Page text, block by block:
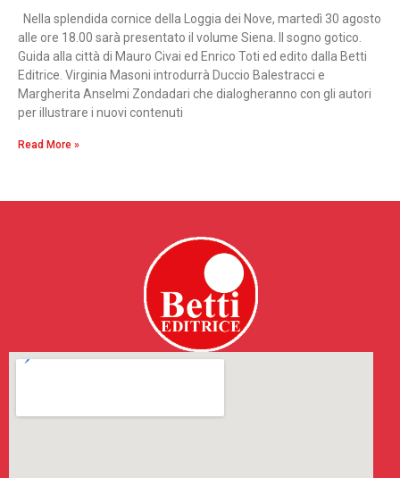
Nella splendida cornice della Loggia dei Nove, martedì 30 agosto
alle ore 18.00 sarà presentato il volume Siena. Il sogno gotico.
Guida alla città di Mauro Civai ed Enrico Toti ed edito dalla Betti
Editrice. Virginia Masoni introdurrà Duccio Balestracci e
Margherita Anselmi Zondadari che dialogheranno con gli autori
per illustrare i nuovi contenuti
Read More »